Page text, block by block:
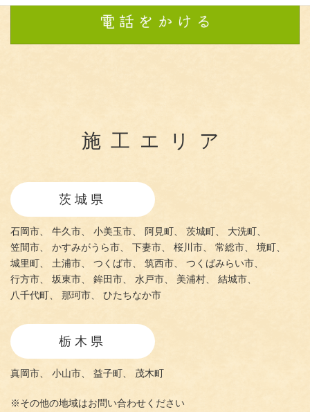
施工エリア
茨城県
石岡市、 牛久市、 小美玉市、 阿見町、 茨城町、
大洗町、
笠間市、
かすみがうら市、 下妻市、 桜川市、 常総市、
境町、
城里町、
土浦市、 つくば市、 筑西市、
つくばみらい市、
行方市、
坂東市、 鉾田市、 水戸市、 美浦村、
結城市、
八千代町、
那珂市、 ひたちなか市
栃木県
真岡市、 小山市、 益子町、 茂木町
※その他の地域はお問い合わせください